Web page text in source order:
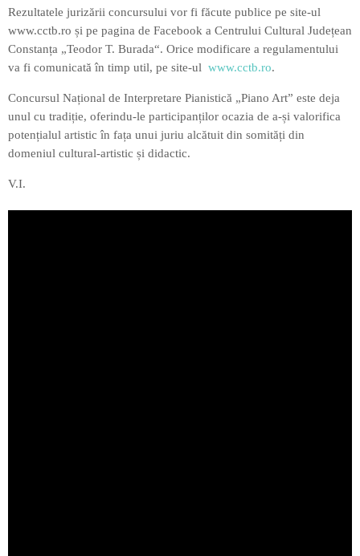
Rezultatele jurizării concursului vor fi făcute publice pe site-ul
www.cctb.ro și pe pagina de Facebook a Centrului Cultural Județean
Constanța „Teodor T. Burada“. Orice modificare a regulamentului
va fi comunicată în timp util, pe site-ul www.cctb.ro.
Concursul Național de Interpretare Pianistică „Piano Art” este deja
unul cu tradiție, oferindu-le participanților ocazia de a-și valorifica
potențialul artistic în fața unui juriu alcătuit din somități din
domeniul cultural-artistic și didactic.
V.I.